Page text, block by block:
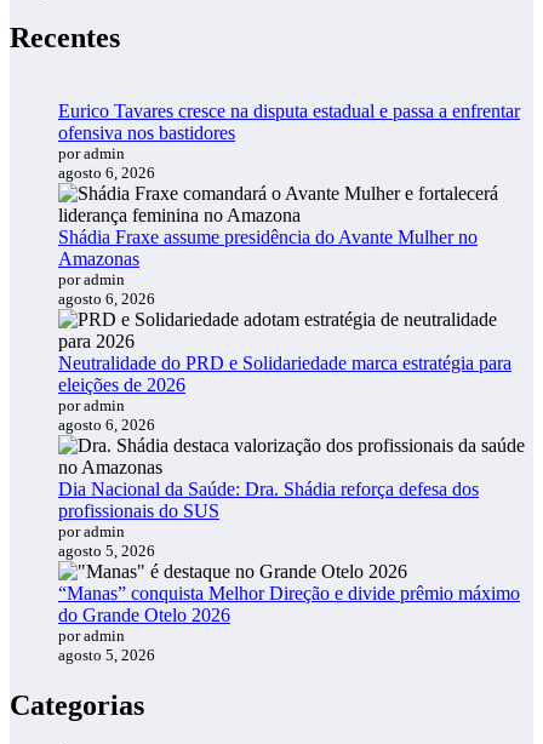
Recentes
Eurico Tavares cresce na disputa estadual e passa a enfrentar
ofensiva nos bastidores
por admin
agosto 6, 2026
Shádia Fraxe assume presidência do Avante Mulher no
Amazonas
por admin
agosto 6, 2026
Neutralidade do PRD e Solidariedade marca estratégia para
eleições de 2026
por admin
agosto 6, 2026
Dia Nacional da Saúde: Dra. Shádia reforça defesa dos
profissionais do SUS
por admin
agosto 5, 2026
“Manas” conquista Melhor Direção e divide prêmio máximo
do Grande Otelo 2026
por admin
agosto 5, 2026
Categorias